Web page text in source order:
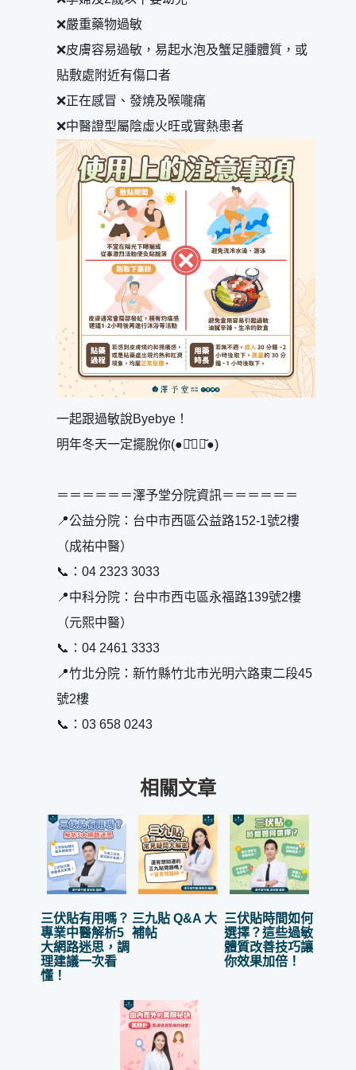
❌嚴重藥物過敏
❌皮膚容易過敏，易起水泡及蟹足腫體質，或
貼敷處附近有傷口者
❌正在感冒、發燒及喉嚨痛
❌中醫證型屬陰虛火旺或實熱患者
一起跟過敏說Byebye！
明年冬天一定擺脫你(●･̆⍛･̆●)
＝＝＝＝＝＝澤予堂分院資訊＝＝＝＝＝＝
📍公益分院：台中市西區公益路152-1號2樓
（成祐中醫）
📞：04 2323 3033
📍中科分院：台中市西屯區永福路139號2樓
（元熙中醫）
📞：04 2461 3333
📍竹北分院：新竹縣竹北市光明六路東二段45
號2樓
📞：03 658 0243
相關文章
三伏貼有用嗎？
專業中醫解析5
大網路迷思，調
理建議一次看
懂！
三九貼 Q&A 大
補帖
三伏貼時間如何
選擇？這些過敏
體質改善技巧讓
你效果加倍！